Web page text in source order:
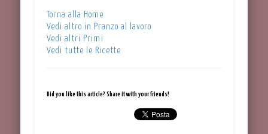
Torna alla Home
Vedi altro in Pranzo al lavoro
Vedi altri Primi
Vedi tutte le Ricette
Did you like this article? Share it with your friends!